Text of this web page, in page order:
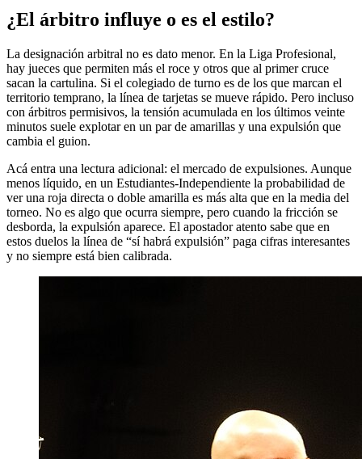
¿El árbitro influye o es el estilo?
La designación arbitral no es dato menor. En la Liga Profesional,
hay jueces que permiten más el roce y otros que al primer cruce
sacan la cartulina. Si el colegiado de turno es de los que marcan el
territorio temprano, la línea de tarjetas se mueve rápido. Pero incluso
con árbitros permisivos, la tensión acumulada en los últimos veinte
minutos suele explotar en un par de amarillas y una expulsión que
cambia el guion.
Acá entra una lectura adicional: el mercado de expulsiones. Aunque
menos líquido, en un Estudiantes-Independiente la probabilidad de
ver una roja directa o doble amarilla es más alta que en la media del
torneo. No es algo que ocurra siempre, pero cuando la fricción se
desborda, la expulsión aparece. El apostador atento sabe que en
estos duelos la línea de “sí habrá expulsión” paga cifras interesantes
y no siempre está bien calibrada.